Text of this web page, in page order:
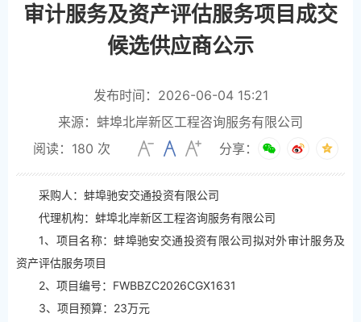
审计服务及资产评估服务项目成交
候选供应商公示
发布时间：2026-06-04 15:21
来源：蚌埠北岸新区工程咨询服务有限公司
阅读： 180 次 分享：
采购人：蚌埠驰安交通投资有限公司
代理机构：蚌埠北岸新区工程咨询服务有限公司
1、项目名称：蚌埠驰安交通投资有限公司拟对外审计服务及
资产评估服务项目
2、项目编号：FWBBZC2026CGX1631
3、项目预算：23万元